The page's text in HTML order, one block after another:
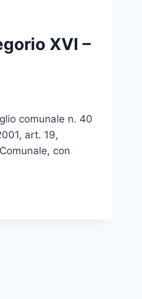
XVI –
comunale n. 40
art. 19,
con